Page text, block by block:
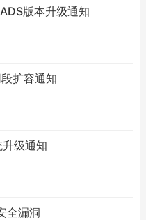
版本升级通知
扩容通知
级通知
全漏洞